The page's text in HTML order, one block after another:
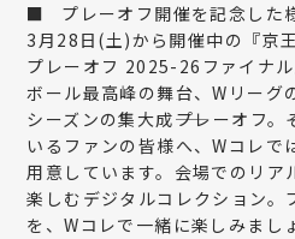
■
プレーオフ開催を記念した
3月28日(土)から開催中の『京
プレーオフ 2025-26ファイナ
ボール最高峰の舞台、Wリーグ
シーズンの集大成――プレーオフ
いるファンの皆様へ、Wコレで
用意しています。会場でのリア
楽しむデジタルコレクション。
を、Wコレで一緒に楽しみまし